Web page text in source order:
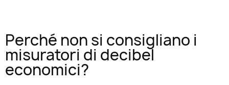
Perché non si consigliano i
misuratori di decibel
economici?